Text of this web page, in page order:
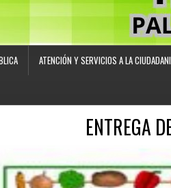
ATENCIÓN Y SERVICIOS A LA
ENTREGA